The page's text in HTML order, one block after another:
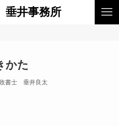
井事務所
かた
書士 垂井良太